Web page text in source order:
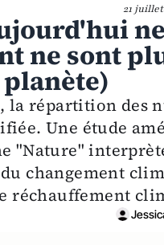
21 juillet
ne sont
la répartition des
Une étude
"Nature"
changement
réchauffement